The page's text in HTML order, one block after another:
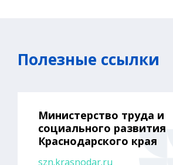
Полезные ссылки
Министерство труда и
социального развития
Краснодарского края
szn.krasnodar.ru